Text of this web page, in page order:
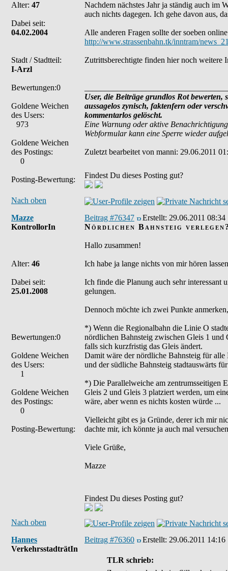
Alter: 47
Dabei seit:
04.02.2004
Stadt / Stadtteil:
I-Arzl
Bewertungen:0
Goldene Weichen
des Users:
973
Goldene Weichen
des Postings:
0
Posting-Bewertung:
Nachdem nächstes Jahr ja ständig auch im
auch nichts dagegen. Ich gehe davon aus,
Alle anderen Fragen sollte der soeben
http://www.strassenbahn.tk/inntram/
Zutrittsberechtigte finden hier noch weitere
User, die Beiträge grundlos Rot
aussagelos zynisch, faktenfern oder
kommentarlos gelöscht.
Eine Warnung oder aktive
Webformular kann eine Sperre wieder
Zuletzt bearbeitet von manni: 29.06.2011
Findest Du dieses Posting gut?
Nach oben
Mazze
KontrollorIn
Alter: 46
Dabei seit:
25.01.2008
Bewertungen:0
Goldene Weichen
des Users:
1
Goldene Weichen
des Postings:
0
Posting-Bewertung:
Beitrag #76347 Erstellt: 29.06.2011 08:34
Nördlichen Bahnsteig
Hallo zusammen!
Ich habe ja lange nichts von mir hören
Ich finde die Planung auch sehr interessant
gelungen.
Dennoch möchte ich zwei Punkte
*) Wenn die Regionalbahn die Linie O
nördlichen Bahnsteig zwischen Gleis 1 und
falls sich kurzfristig das Gleis ändert.
Damit wäre der nördliche Bahnsteig für
und der südliche Bahnsteig stadtauswärts
*) Die Parallelweiche am zentrumsseitigen
Gleis 2 und Gleis 3 platziert werden, um
wäre, aber wenn es nichts kosten würde ...
Vielleicht gibt es ja Gründe, derer ich mir
dachte mir, ich könnte ja auch mal
Viele Grüße,
Mazze
Findest Du dieses Posting gut?
Nach oben
Hannes
VerkehrsstadträtIn
Beitrag #76360 Erstellt: 29.06.2011 14:16
TLR schrieb: